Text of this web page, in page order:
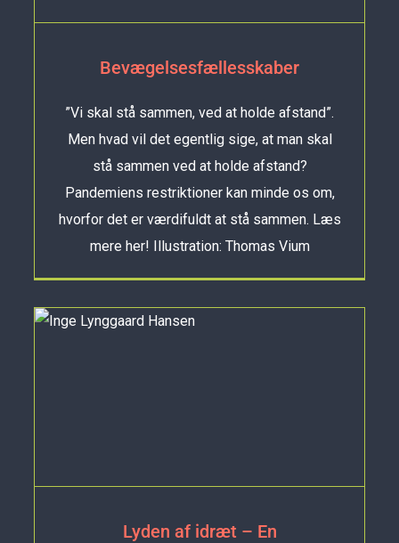
Bevægelsesfællesskaber
”Vi skal stå sammen, ved at holde afstand”.
Men hvad vil det egentlig sige, at man skal
stå sammen ved at holde afstand?
Pandemiens restriktioner kan minde os om,
hvorfor det er værdifuldt at stå sammen. Læs
mere her! Illustration: Thomas Vium
Lyden af idræt – En